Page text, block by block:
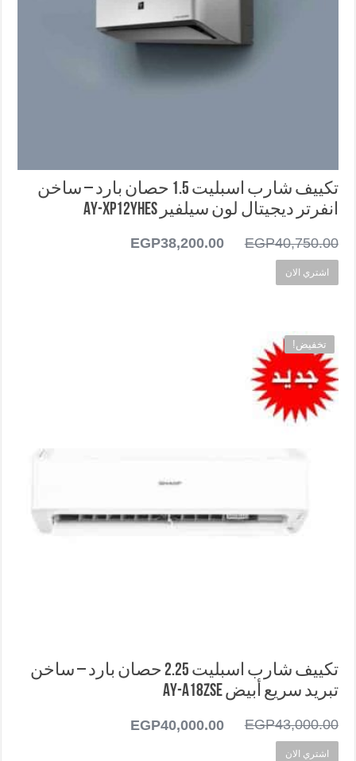
تكييف شارب اسبليت 1.5 حصان بارد – ساخن
انفرتر ديجيتال لون سيلفير AY-XP12YHES
EGP40,750.00
السعر
EGP38,200.00
اشتري الان
تخفيض!
تكييف شارب اسبليت 2.25 حصان بارد – ساخن
تبريد سريع أبيض AY-A18ZSE
EGP43,000.00
السعر
EGP40,000.00
اشتري الان